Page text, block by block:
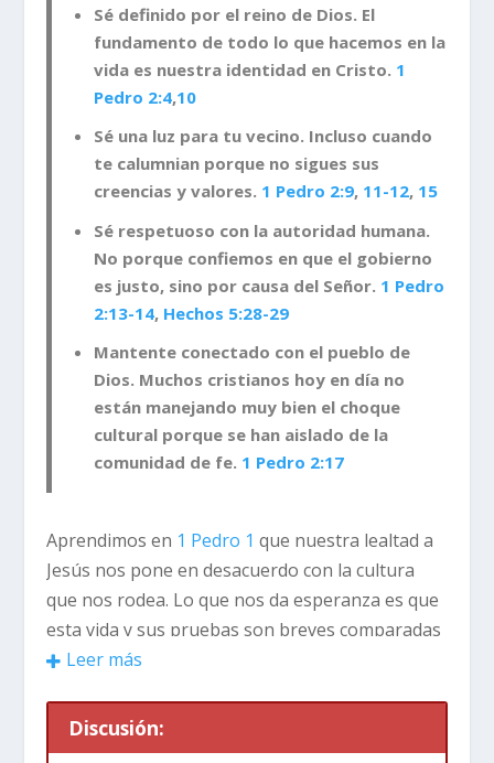
Sé definido por el reino de Dios. El
fundamento de todo lo que hacemos en la
vida es nuestra identidad en Cristo. 1
Pedro 2:4,10
Sé una luz para tu vecino. Incluso cuando
te calumnian porque no sigues sus
creencias y valores. 1 Pedro 2:9, 11-12, 15
Sé respetuoso con la autoridad humana.
No porque confiemos en que el gobierno
es justo, sino por causa del Señor. 1 Pedro
2:13-14, Hechos 5:28-29
Mantente conectado con el pueblo de
Dios. Muchos cristianos hoy en día no
están manejando muy bien el choque
cultural porque se han aislado de la
comunidad de fe. 1 Pedro 2:17
Aprendimos en 1 Pedro 1 que nuestra lealtad a
Jesús nos pone en desacuerdo con la cultura
que nos rodea. Lo que nos da esperanza es que
esta vida y sus pruebas son breves comparadas
con lo que Dios tiene para nosotros en la
viven solo para el futuro. Eso es una reacción
exagerada. El capítulo 2 explora cómo
Leer más
Discusión: